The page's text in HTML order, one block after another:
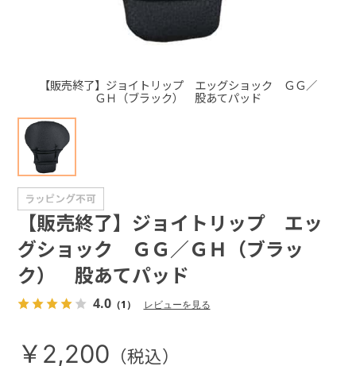
【販売終了】ジョイトリップ エッグショック ＧＧ／
ＧＨ（ブラック） 股あてパッド
【販売終了】ジョイトリップ エッ
グショック ＧＧ／ＧＨ（ブラッ
ク） 股あてパッド
4.0（1） レビューを見る
￥2,200